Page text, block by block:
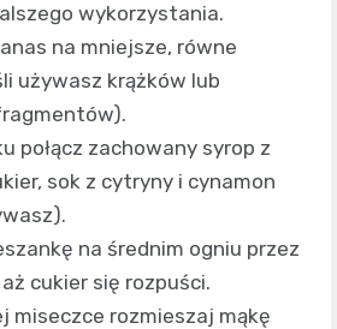
wykorzystania.
na mniejsze, równe
używasz krążków lub
połącz zachowany syrop z
sok z cytryny i cynamon
na średnim ogniu przez
cukier się rozpuści.
miseczce rozmieszaj mąkę